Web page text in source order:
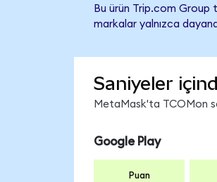
Bu ürün Trip.com Group
markalar yalnızca
Saniyeler
MetaMask'ta TCOMon
Google Play
Puan